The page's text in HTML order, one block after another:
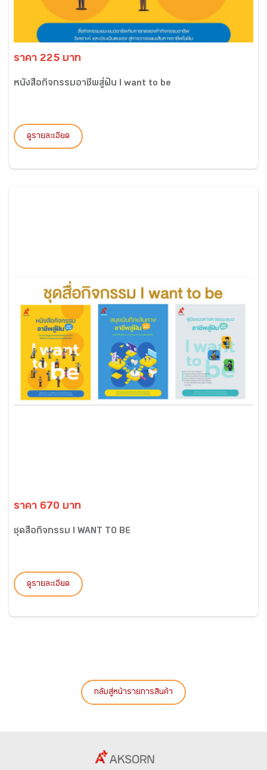
ราคา 225 บาท
หนังสือกิจกรรมอาชีพสู่ฝัน I want to be
ดูรายละเอียด
ราคา 670 บาท
ชุดสื่อกิจกรรม I WANT TO BE
ดูรายละเอียด
กลับสู่หน้ารายการสินค้า